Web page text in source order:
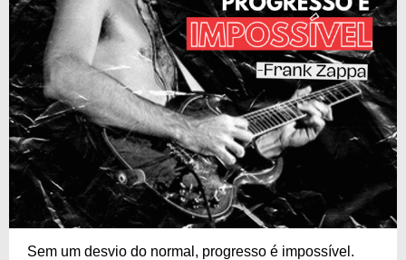
Sem um desvio do normal, progresso é impossível.